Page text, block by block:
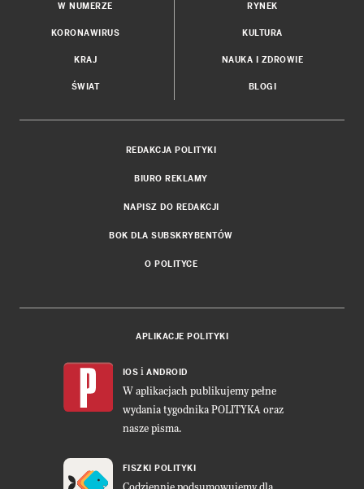
W NUMERZE
KORONAWIRUS
KRAJ
ŚWIAT
RYNEK
KULTURA
NAUKA I ZDROWIE
BLOGI
REDAKCJA POLITYKI
BIURO REKLAMY
NAPISZ DO REDAKCJI
BOK DLA SUBSKRYBENTÓW
O POLITYCE
APLIKACJE POLITYKI
IOS i ANDROID
W aplikacjach publikujemy pełne
wydania tygodnika POLITYKA oraz
nasze pisma.
FISZKI POLITYKI